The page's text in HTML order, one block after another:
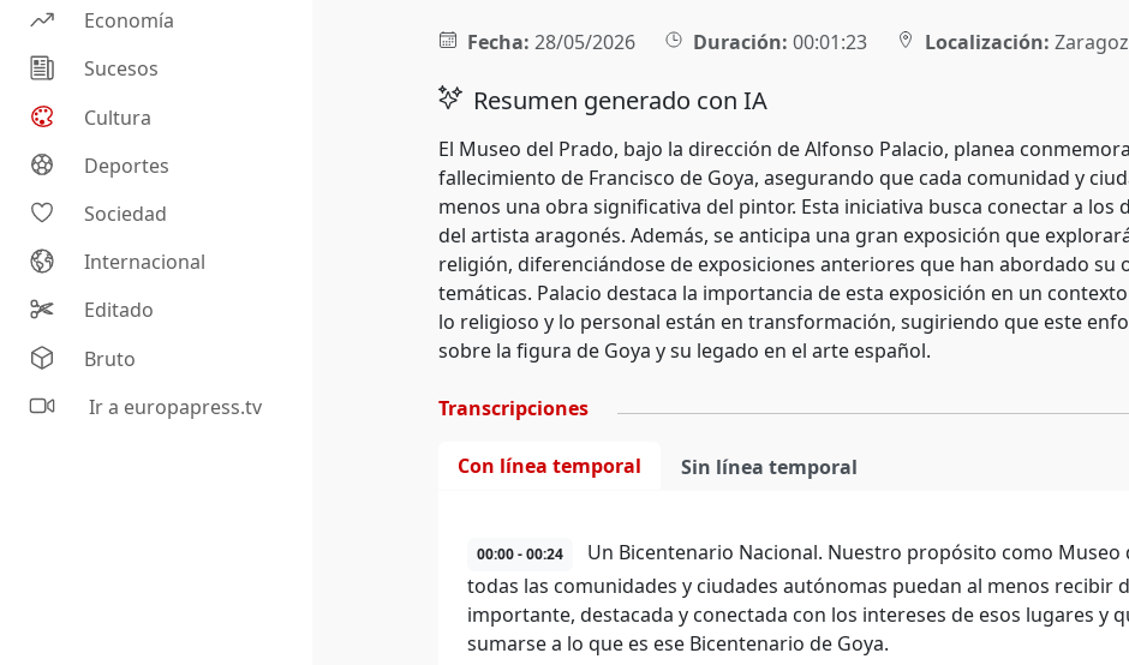
Economía
Sucesos
Cultura
Deportes
Sociedad
Internacional
Editado
Bruto
Ir a europapress.tv
Fecha: 28/05/2026 Duración: 00:01:23 Localización:
Resumen generado con IA
El Museo del Prado, bajo la dirección de Alfonso Palacio, planea
fallecimiento de Francisco de Goya, asegurando que cada comunidad y
menos una obra significativa del pintor. Esta iniciativa busca conectar a
del artista aragonés. Además, se anticipa una gran exposición que
religión, diferenciándose de exposiciones anteriores que han abordado su
temáticas. Palacio destaca la importancia de esta exposición en un
lo religioso y lo personal están en transformación, sugiriendo que este
sobre la figura de Goya y su legado en el arte español.
Transcripciones
Con línea temporal Sin línea temporal
00:00 - 00:24
Un Bicentenario Nacional. Nuestro propósito como Museo
todas las comunidades y ciudades autónomas puedan al menos recibir
importante, destacada y conectada con los intereses de esos lugares y
sumarse a lo que es ese Bicentenario de Goya.